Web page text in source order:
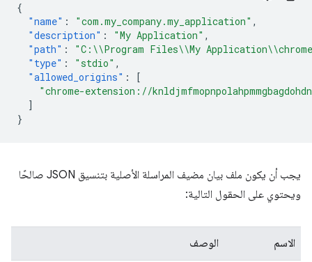
{
"name" : "com.my_company.my_application" ,
"description" : "My Application" ,
"path" :
"C:\\Program Files\\My
"type" : "stdio" ,
"allowed_origins" :
[
"chrome-extension://
]
}
يجب أن يكون ملف بيان مضيف المراسلة الأصلية بتنسيق JSON صالحًا
ويحتوي على الحقول التالية:
الاسم الوصف